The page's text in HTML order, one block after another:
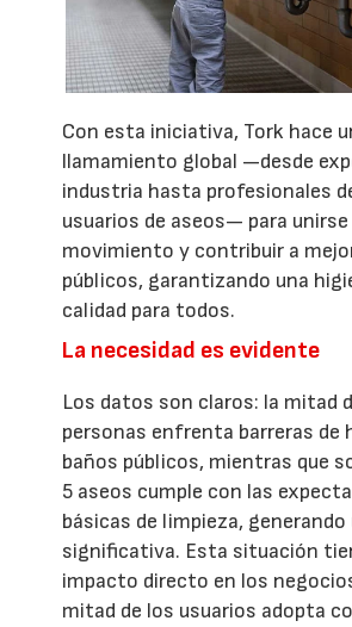
Con esta iniciativa, Tork hace
llamamiento global —desde
industria hasta profesionales
usuarios de aseos— para
movimiento y contribuir a
públicos, garantizando una
calidad para todos.
La necesidad es evidente
Los datos son claros: la mitad
personas enfrenta barreras de
baños públicos, mientras que
5 aseos cumple con las
básicas de limpieza, generando
significativa. Esta situación
impacto directo en los
mitad de los usuarios adopta